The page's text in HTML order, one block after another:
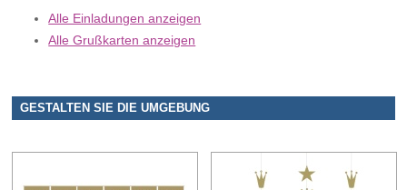
Alle Einladungen anzeigen
Alle Grußkarten anzeigen
GESTALTEN SIE DIE UMGEBUNG